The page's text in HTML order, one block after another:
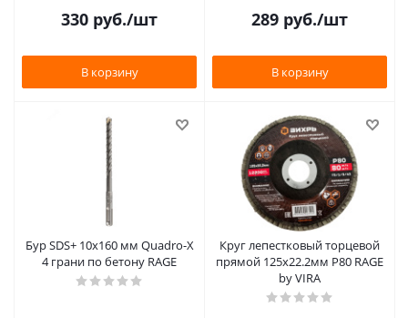
330 руб./шт
В корзину
289 руб./шт
В корзину
Бур SDS+ 10х160 мм Quadro-X
4 грани по бетону RAGE
Круг лепестковый торцевой
прямой 125x22.2мм Р80 RAGE
by VIRA